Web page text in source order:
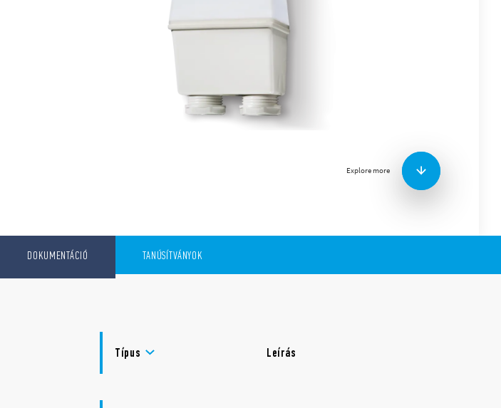
Explore more
DOKUMENTÁCIÓ TANÚSÍTVÁNYOK
Típus Leírás